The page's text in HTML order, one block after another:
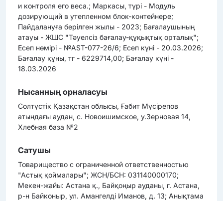
и контроля его веса.; Маркасы, түрі - Модуль
дозирующий в утепленном блок-контейнере;
Пайдалануға берілген жылы - 2023; Бағалаушының
атауы - ЖШС "Тәуелсіз бағалау-құқықтық орталық";
Есеп нөмірі - №AST-077-26/6; Есеп күні - 20.03.2026;
Бағалау құны, тг - 6229714,00; Бағалау күні -
18.03.2026
Нысанның орналасуы
Солтүстік Қазақстан облысы, Ғабит Мүсірепов
атындағы аудан, с. Новоишимское, у.Зерновая 14,
Хлебная база №2
Сатушы
Товарищество с ограниченной ответственностью
"Астық қоймалары"; ЖСН/БСН: 031140000170;
Мекен-жайы: Астана қ., Байқоңыр ауданы, г. Астана,
р-н Байконыр, ул. Амангелді Иманов, д. 13; Анықтама